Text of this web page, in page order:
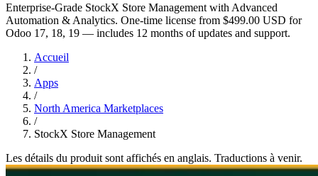
Enterprise-Grade StockX Store Management with Advanced
Automation & Analytics. One-time license from $499.00 USD for
Odoo 17, 18, 19 — includes 12 months of updates and support.
Accueil
/
Apps
/
North America Marketplaces
/
StockX Store Management
Les détails du produit sont affichés en anglais. Traductions à venir.